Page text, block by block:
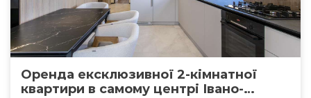
Оренда ексклюзивної 2-кімнатної
квартири в самому центрі Івано-